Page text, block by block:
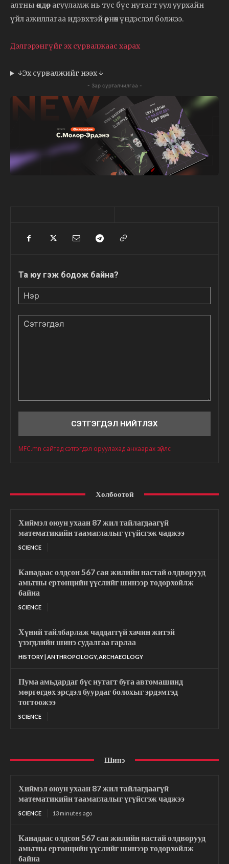
алтны өндөр агууламж нь тус бүс нутагт уул уурхайн
үйл ажиллагаа идэвхтэй өрнөх үндэслэл болжээ.
Дэлгэрэнгүйг эх сурвалжаас харах
↓Эх сурвалжийг нээх ↓
- Зар сурталчилгаа -
Та юу гэж бодож байна?
MFC.mn сайтад сэтгэгдэл оруулахад анхаарах зүйлс
Холбоотой
Хиймэл оюун ухаан 87 жил тайлагдаагүй
математикийн таамаглалыг үгүйсгэж чаджээ
SCIENCE
Канадаас олдсон 567 сая жилийн настай олдворууд
амьтны ертөнцийн үүслийг шинээр тодорхойлж
байна
SCIENCE
Хүний тайлбарлаж чаддаггүй хачин житэй
үзэгдлийн шинэ судалгаа гарлаа
HISTORY | ANTHROPOLOGY, ARCHAEOLOGY
Пума амьдардаг бүс нутагт буга автомашинд
мөргөгдөх эрсдэл буурдаг болохыг эрдэмтэд
тогтоожээ
SCIENCE
Шинэ
Хиймэл оюун ухаан 87 жил тайлагдаагүй
математикийн таамаглалыг үгүйсгэж чаджээ
SCIENCE 13 minutes ago
Канадаас олдсон 567 сая жилийн настай олдворууд
амьтны ертөнцийн үүслийг шинээр тодорхойлж
байна